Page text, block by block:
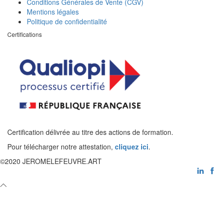
Conditions Générales de Vente (CGV)
Mentions légales
Politique de confidentialité
Certifications
Certification délivrée au titre des actions de formation.
Pour télécharger notre attestation, cliquez ici.
©2020 JEROMELEFEUVRE.ART